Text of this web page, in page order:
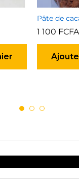
Pâte de
1 100 FCFA